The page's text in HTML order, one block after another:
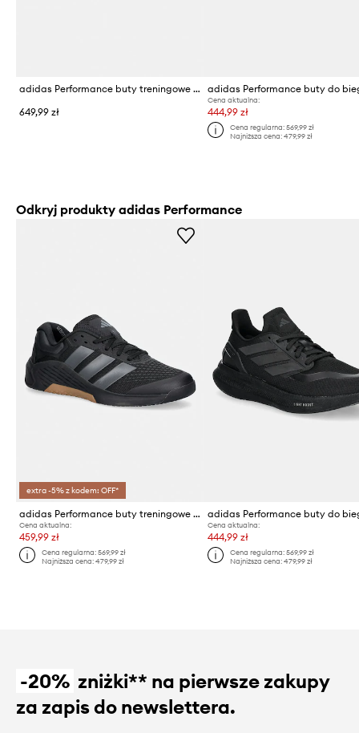
adidas Performance buty treningowe męskie Adizero
649,99 zł
Cena aktualna:
444,99 zł
Cena regularna: 569,99 zł
Najniższa cena: 479,99 zł
Odkryj produkty adidas Performance
extra -5% z kodem: OFF*
adidas Performance buty treningowe męskie Dropset 4
Cena aktualna:
459,99 zł
Cena regularna:569,99 zł
Najniższa cena:479,99 zł
Cena aktualna:
444,99 zł
Cena regularna: 569,99 zł
Najniższa cena: 479,99 zł
-20% zniżki** na pierwsze zakupy
za zapis do newslettera.